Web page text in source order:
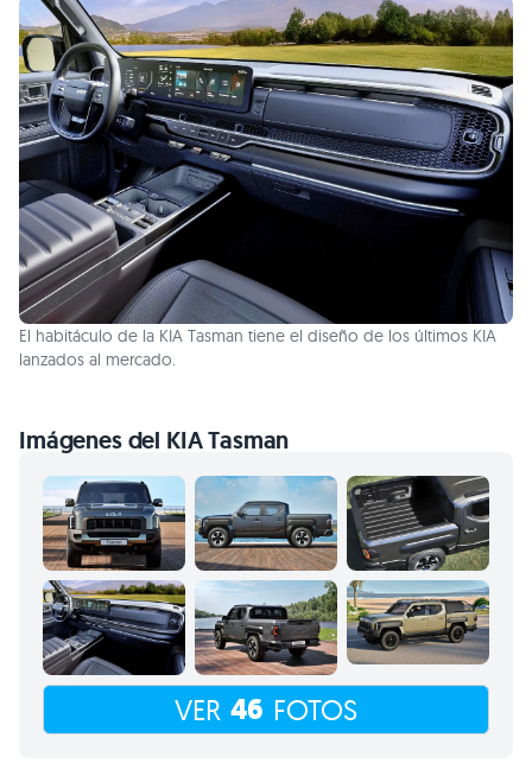
El habitáculo de la KIA Tasman tiene el diseño de los últimos KIA
lanzados al mercado.
Imágenes del KIA Tasman
VER 46 FOTOS